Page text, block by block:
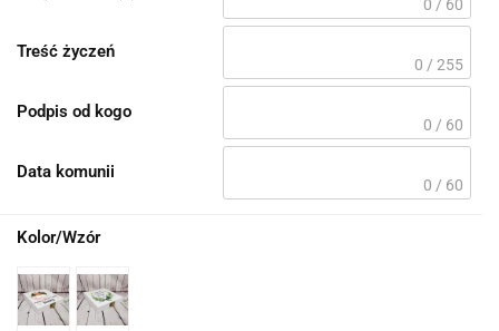
0 / 60
Treść życzeń
0 / 255
Podpis od kogo
0 / 60
Data komunii
0 / 60
Kolor/Wzór